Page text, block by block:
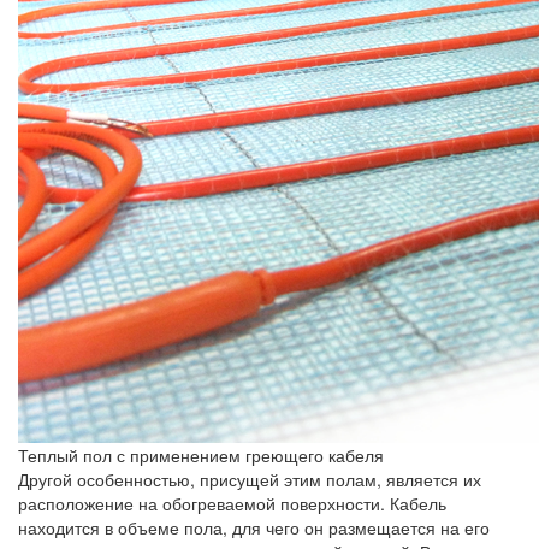
Теплый пол с применением греющего кабеля
Другой особенностью, присущей этим полам, является их
расположение на обогреваемой поверхности. Кабель
находится в объеме пола, для чего он размещается на его